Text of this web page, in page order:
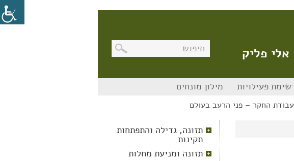
פליק
פעילויות מילון מונחים
החקר – פני הרעב בעולם
תזונה, גדילה והתפתחות
תקינות
תזונה ומניעת מחלות